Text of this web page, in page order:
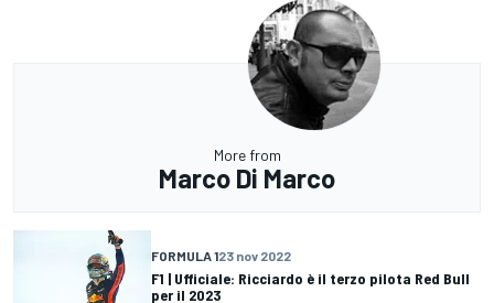
More from
Marco Di Marco
FORMULA 123 nov 2022
F1 | Ufficiale: Ricciardo è il terzo pilota Red Bull
per il 2023